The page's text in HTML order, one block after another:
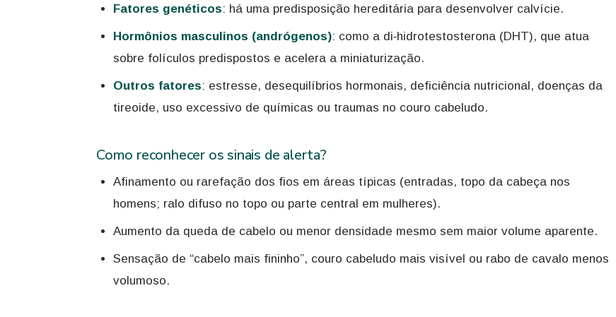
Fatores genéticos: há uma predisposição hereditária para desenvolver calvície.
Hormônios masculinos (andrógenos): como a di‑hidrotestosterona (DHT), que atua
sobre folículos predispostos e acelera a miniaturização.
Outros fatores: estresse, desequilíbrios hormonais, deficiência nutricional, doenças da
tireoide, uso excessivo de químicas ou traumas no couro cabeludo.
Como reconhecer os sinais de alerta?
Afinamento ou rarefação dos fios em áreas típicas (entradas, topo da cabeça nos
homens; ralo difuso no topo ou parte central em mulheres).
Aumento da queda de cabelo ou menor densidade mesmo sem maior volume aparente.
Sensação de “cabelo mais fininho”, couro cabeludo mais visível ou rabo de cavalo menos
volumoso.